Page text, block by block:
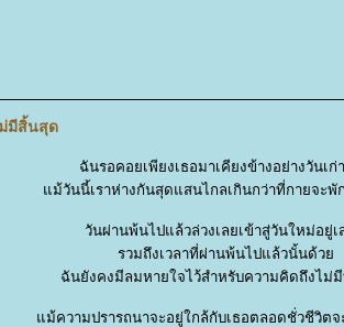
มีสิ้นสุด
ฉันรอคอยเพียงเธอมาเคียงข้างอย่างวันเก่
ม้วันนี้เราห่างกันสุดแสนไกลเกินกว่าที่กายจะพั
วันผ่านพ้นไปแล้วล่วงเลยเข้าสู่วันใหม่อยู่เ
รวมถึงเวลาที่ผ่านพ้นไปแล้วนั้นด้ว
ฉันยังคงมีลมหายใจไว้สำหรับความคิดถึงไม่
ม้ความปรารถนาจะอยู่ใกล้กับเธอตลอดชั่วชีวิตจ